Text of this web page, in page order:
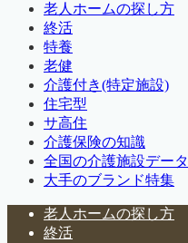
老人ホームの探し方
終活
特養
老健
介護付き(特定施設)
住宅型
サ高住
介護保険の知識
全国の介護施設データ
大手のブランド特集
老人ホームの探し方
終活